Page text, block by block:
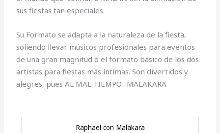
sus fiestas tan especiales.
Su Formato se adapta a la naturaleza de la fiesta,
soliendo llevar músicos profesionales para eventos
de una gran magnitud o el formato básico de los dos
artistas para fiestas más íntimas. Son divertidos y
alegres, pues AL MAL TIEMPO…MALAKARA
Raphael con Malakara